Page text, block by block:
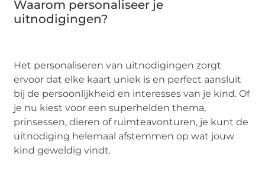
Waarom personaliseer je
uitnodigingen?
Het personaliseren van uitnodigingen zorgt
ervoor dat elke kaart uniek is en perfect aansluit
bij de persoonlijkheid en interesses van je kind. Of
je nu kiest voor een superhelden thema,
prinsessen, dieren of ruimteavonturen, je kunt de
uitnodiging helemaal afstemmen op wat jouw
kind geweldig vindt.